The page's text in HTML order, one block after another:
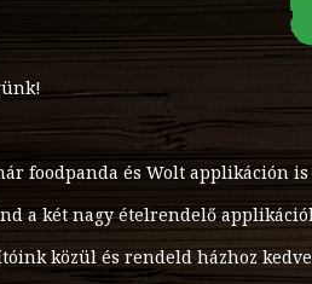
foodpanda és Wolt applikáción
a két nagy ételrendelő
közül és rendeld házhoz